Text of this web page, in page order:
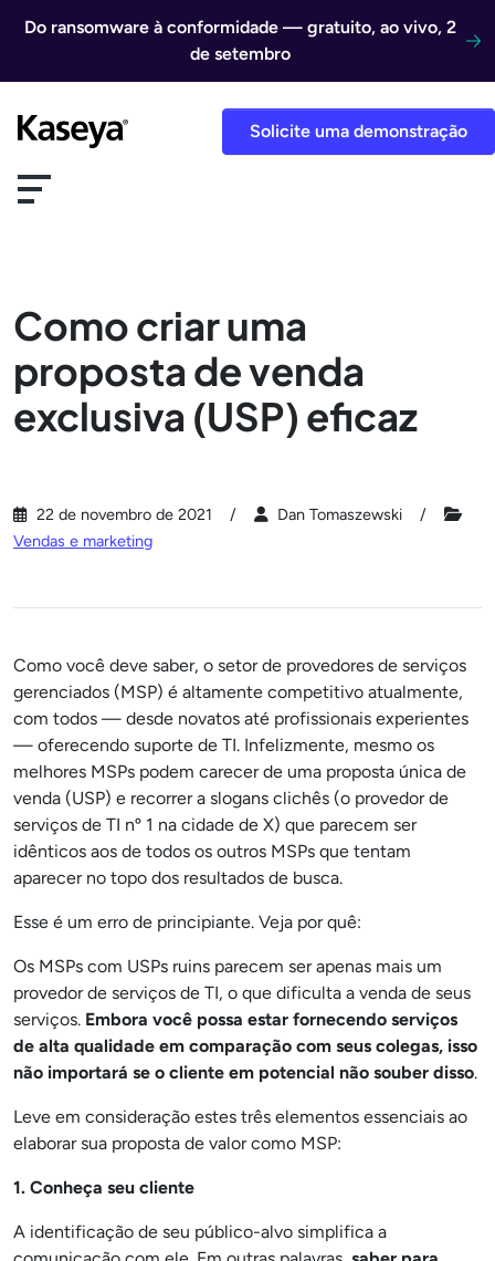
Do ransomware à conformidade — gratuito, ao vivo, 2
de setembro
Solicite uma demonstração
Como criar uma
proposta de venda
exclusiva (USP) eficaz
22 de novembro de 2021
Dan Tomaszewski
Vendas e marketing
Como você deve saber, o setor de provedores de serviços
gerenciados (MSP) é altamente competitivo atualmente,
com todos — desde novatos até profissionais experientes
— oferecendo suporte de TI. Infelizmente, mesmo os
melhores MSPs podem carecer de uma proposta única de
venda (USP) e recorrer a slogans clichês (o provedor de
serviços de TI nº 1 na cidade de X) que parecem ser
idênticos aos de todos os outros MSPs que tentam
aparecer no topo dos resultados de busca.
Esse é um erro de principiante. Veja por quê:
Os MSPs com USPs ruins parecem ser apenas mais um
provedor de serviços de TI, o que dificulta a venda de seus
serviços. Embora você possa estar fornecendo serviços
de alta qualidade em comparação com seus colegas, isso
não importará se o cliente em potencial não souber disso.
Leve em consideração estes três elementos essenciais ao
elaborar sua proposta de valor como MSP:
1. Conheça seu cliente
A identificação de seu público-alvo simplifica a